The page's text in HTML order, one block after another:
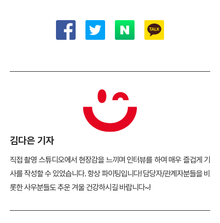
김다은 기자
직접 촬영 스튜디오에서 현장감을 느끼며 인터뷰를 하여 매우 즐겁게 기
사를 작성할 수 있었습니다. 항상 파이팅입니다! 담당자/관계자분들을 비
롯한 사우분들도 추운 겨울 건강하시길 바랍니다~!